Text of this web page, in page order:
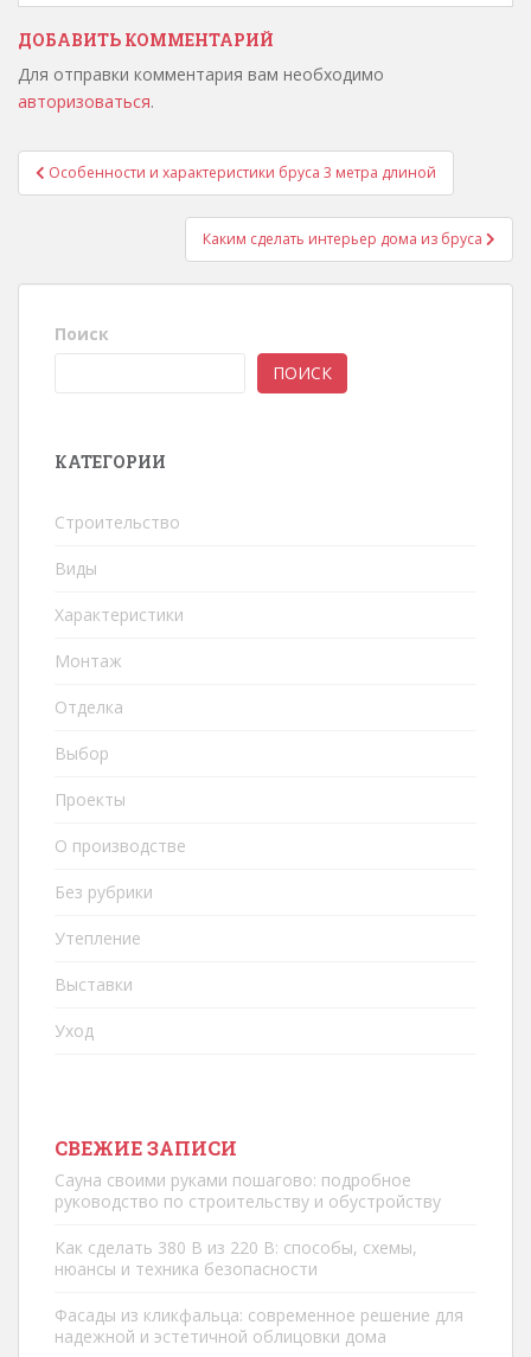
ДОБАВИТЬ КОММЕНТАРИЙ
Для отправки комментария вам необходимо
авторизоваться.
Навигация по записям
Особенности и характеристики бруса 3 метра длиной
Каким сделать интерьер дома из бруса
Поиск
ПОИСК
КАТЕГОРИИ
Строительство
Виды
Характеристики
Монтаж
Отделка
Выбор
Проекты
О производстве
Без рубрики
Утепление
Выставки
Уход
СВЕЖИЕ ЗАПИСИ
Сауна своими руками пошагово: подробное
руководство по строительству и обустройству
Как сделать 380 В из 220 В: способы, схемы,
нюансы и техника безопасности
Фасады из кликфальца: современное решение для
надежной и эстетичной облицовки дома